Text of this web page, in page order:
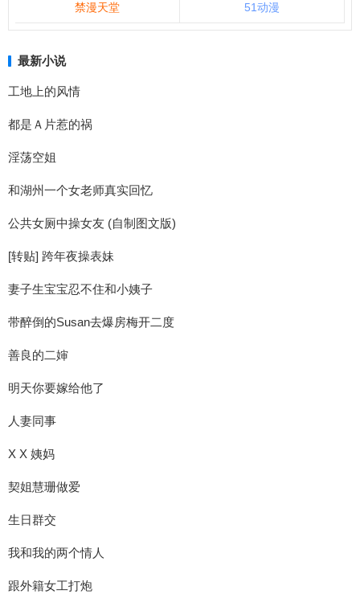
禁漫天堂 51动漫
最新小说
工地上的风情
都是Ａ片惹的祸
淫荡空姐
和湖州一个女老师真实回忆
公共女厕中操女友 (自制图文版)
[转贴] 跨年夜操表妹
妻子生宝宝忍不住和小姨子
带醉倒的Susan去爆房梅开二度
善良的二婶
明天你要嫁给他了
人妻同事
X X 姨妈
契姐慧珊做爱
生日群交
我和我的两个情人
跟外籍女工打炮